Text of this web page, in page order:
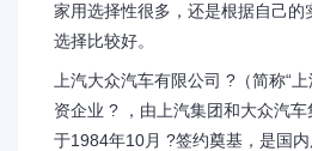
家用选择性很多，还是根据自己的
选择比较好。
上汽大众汽车有限公司 ?（简称“
资企业 ? ，由上汽集团和大众汽
于1984年10月 ?签约奠基，是国